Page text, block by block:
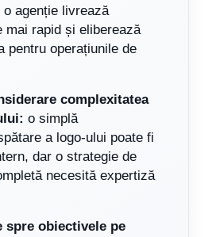
o agenție livrează
mai rapid și eliberează
pentru operațiunile de
complexitatea
o simplă
a logo-ului poate fi
dar o strategie de
necesită expertiză
spre obiectivele pe